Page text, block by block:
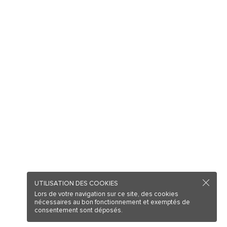
UTILISATION DES COOKIES
Lors de votre navigation sur ce site, des cookies
nécessaires au bon fonctionnement et exemptés de
consentement sont déposés.